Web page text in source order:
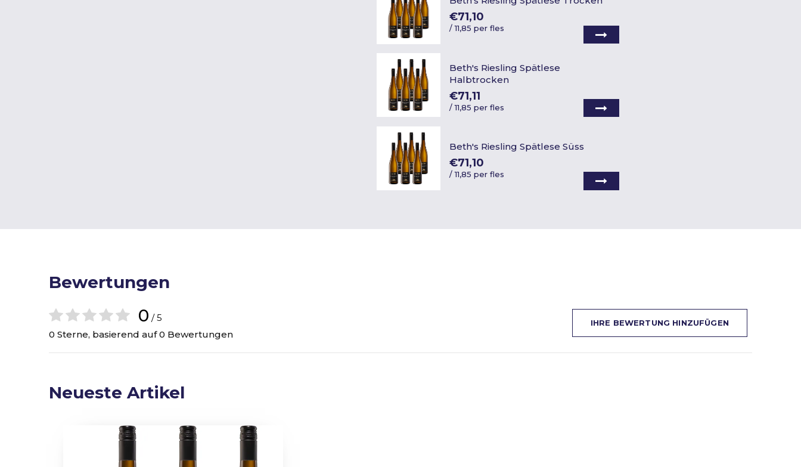
€71,10
/11,85 per fles
Beth's Riesling Spätlese
Halbtrocken
€71,11
/11,85 per fles
Beth's Riesling Spätlese Süss
€71,10
/11,85 per fles
Bewertungen
0 / 5
0 Sterne, basierend auf 0 Bewertungen
IHRE BEWERTUNG HINZUFÜGEN
Neueste Artikel